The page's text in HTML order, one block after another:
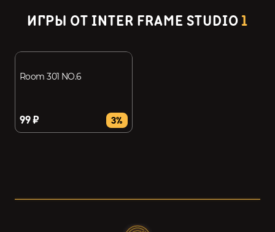
ИГРЫ ОТ INTER FRAME STUDIO1
Room 301 NO.6
99 ₽ 3%